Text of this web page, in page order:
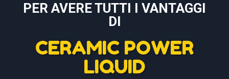
PER AVERE TUTTI I VANTAGGI
DI
CERAMIC POWER
LIQUID